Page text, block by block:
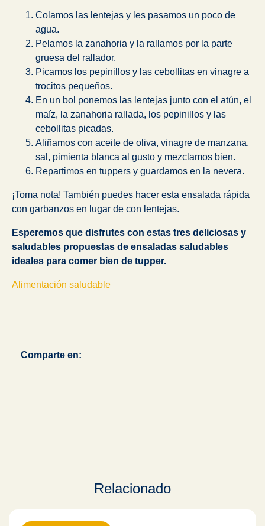
Colamos las lentejas y les pasamos un poco de
agua.
Pelamos la zanahoria y la rallamos por la parte
gruesa del rallador.
Picamos los pepinillos y las cebollitas en vinagre a
trocitos pequeños.
En un bol ponemos las lentejas junto con el atún, el
maíz, la zanahoria rallada, los pepinillos y las
cebollitas picadas.
Aliñamos con aceite de oliva, vinagre de manzana,
sal, pimienta blanca al gusto y mezclamos bien.
Repartimos en tuppers y guardamos en la nevera.
¡Toma nota! También puedes hacer esta ensalada rápida
con garbanzos en lugar de con lentejas.
Esperemos que disfrutes con estas tres deliciosas y
saludables propuestas de ensaladas saludables
ideales para comer bien de tupper.
Alimentación saludable
Comparte en:
Relacionado